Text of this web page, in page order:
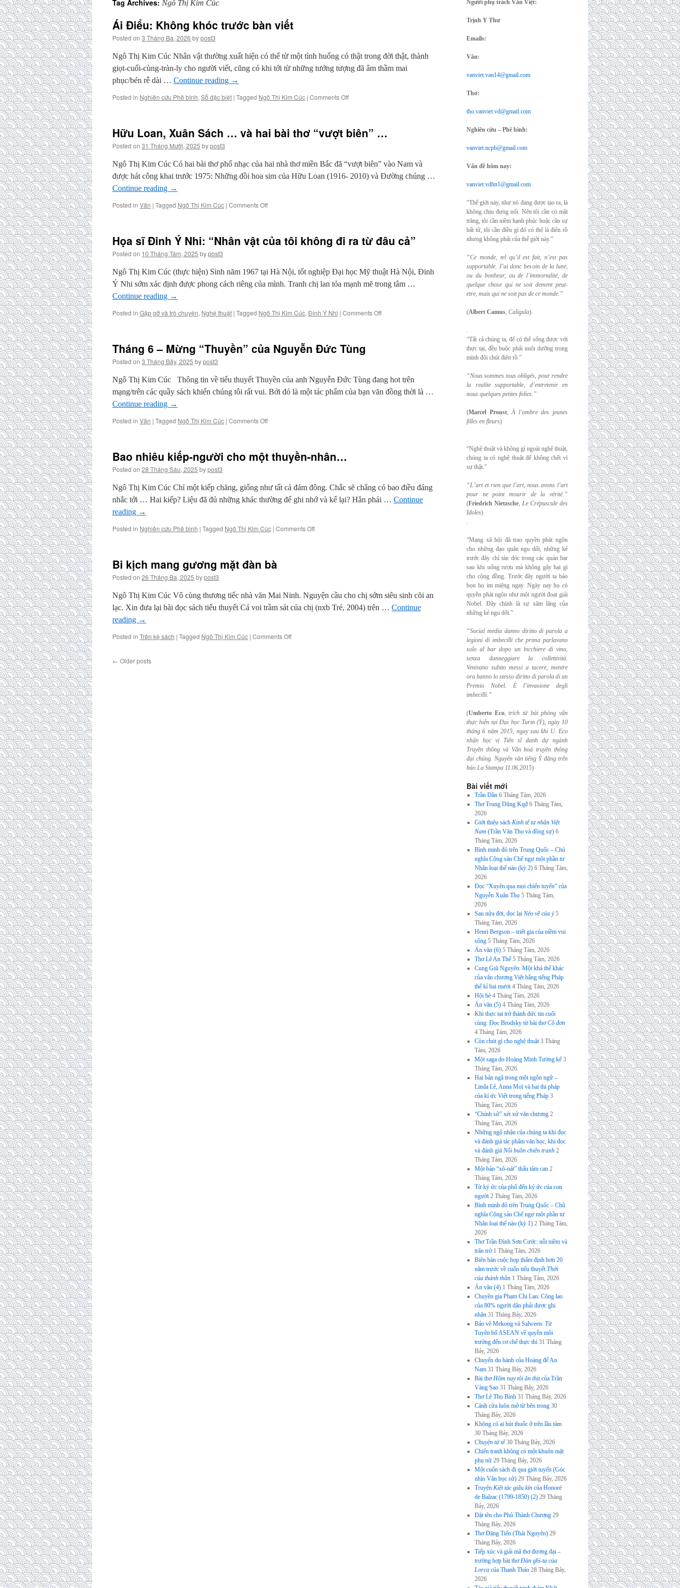
Tag Archives: Ngô Thị Kim Cúc
Ái Điểu: Không khóc trước bàn viết
Posted on 3 Tháng Ba, 2026 bypost3
Ngô Thị Kim Cúc Nhân vật thường xuất hiện có thể từ một tình huống có thật trong đời thật, thành
giọt-cuối-cùng-tràn-ly cho người viết, cũng có khi tới từ những tưởng tượng đã âm thầm mai
phục/bén rễ dài … Continue reading →
Posted in Nghiên cứu Phê bình, Số đặc biệt | Tagged Ngô Thị Kim Cúc | Comments Offon
khóc
viết
Hữu Loan, Xuân Sách … và hai bài thơ “vượt biên” …
Posted on 31 Tháng Mười, 2025 bypost3
Ngô Thị Kim Cúc Có hai bài thơ phổ nhạc của hai nhà thơ miền Bắc đã “vượt biên” vào Nam và
được hát công khai trước 1975: Những đồi hoa sim của Hữu Loan (1916- 2010) và Đường chúng …
Continue reading →
Posted in Văn | Tagged Ngô Thị Kim Cúc | Comments Offon
Sách
hai
bài
thơ
…
Họa sĩ Đinh Ý Nhi: “Nhân vật của tôi không đi ra từ đâu cả”
Posted on 10 Tháng Tám, 2025 bypost3
Ngô Thị Kim Cúc (thực hiện) Sinh năm 1967 tại Hà Nội, tốt nghiệp Đại học Mỹ thuật Hà Nội, Đinh
Ý Nhi sớm xác định được phong cách riêng của mình. Tranh chị lan tỏa mạnh mẽ trong tâm …
Continue reading →
Posted in Gặp gỡ và trò chuyện, Nghệ thuật | Tagged Ngô Thị Kim Cúc, Đinh Ý Nhi | Comments Offon
vật
của
tôi
Tháng 6 – Mừng “Thuyền” của Nguyễn Đức Tùng
Posted on 3 Tháng Bảy, 2025 bypost3
Ngô Thị Kim Cúc Thông tin về tiểu thuyết Thuyền của anh Nguyễn Đức Tùng đang hot trên
mạng/trên các quầy sách khiến chúng tôi rất vui. Bởi đó là một tác phẩm của bạn văn đồng thời là …
Continue reading →
Posted in Văn | Tagged Ngô Thị Kim Cúc | Comments Offon
Mừng
“Thuyền”
Nguyễn
Đức
Tùng
Bao nhiêu kiếp-người cho một thuyền-nhân…
Posted on 28 Tháng Sáu, 2025 bypost3
Ngô Thị Kim Cúc Chỉ một kiếp chăng, giống như tất cả đám đông. Chắc sẽ chẳng có bao điều đáng
nhắc tới … Hai kiếp? Liệu đã đủ những khác thường để ghi nhớ và kể lại? Hẳn phải … Continue
reading →
Posted in Nghiên cứu Phê bình | Tagged Ngô Thị Kim Cúc | Comments Offon
thuyền-
nhân…
Bi kịch mang gương mặt đàn bà
Posted on 26 Tháng Ba, 2025 bypost3
Ngô Thị Kim Cúc Vô cùng thương tiếc nhà văn Mai Ninh. Nguyện cầu cho chị sớm siêu sinh cõi an
lạc. Xin đưa lại bài đọc sách tiểu thuyết Cá voi trầm sát của chị (nxb Trẻ, 2004) trên … Continue
reading →
Posted in Trên kệ sách | Tagged Ngô Thị Kim Cúc | Comments Offon
← Older posts
Người phụ trách Văn Việt:
Trịnh Y Thư
Emails:
Văn:
vanviet.van14@gmail.com
Thơ:
tho.vanviet.vd@gmail.com
Nghiên cứu – Phê bình:
vanviet.ncpb@gmail.com
Vấn đề hôm nay:
vanviet.vdhn1@gmail.com
“Thế giới này, như nó đang được tạo ra, là
không chịu đựng nổi. Nên tôi cần có mặt
trăng, tôi cần niềm hạnh phúc hoặc cần sự
bất tử, tôi cần điều gì đó có thể là điên rồ
nhưng không phải của thế giới này.”
“Ce monde, tel qu’il est fait, n’est pas
supportable. J’ai donc besoin de la lune,
ou du bonheur, ou de l’immortalité, de
quelque chose qui ne soit dement peut-
etre, mais qui ne soit pas de ce monde.”
(Albert Camus, Caligula).
.
“Tất cả chúng ta, để có thể sống được với
thực tại, đều buộc phải nuôi dưỡng trong
mình đôi chút điên rồ.”
“Nous sommes tous obligés, pour rendre
la realite supportable, d’entretenir en
nous quelques petites folies.”
(Marcel Proust,À l’ombre des jeunes
filles en fleurs)
.
“Nghệ thuật và không gì ngoài nghệ thuật,
chúng ta có nghệ thuật để không chết vì
sự thật.”
“L’art et rien que l’art, nous avons l’art
pour ne point mourir de la vérité.”
(Friedrich Nietzsche, Le Crépuscule des
Idoles)
.
“Mạng xã hội đã trao quyền phát ngôn
cho những đạo quân ngu dốt, những kẻ
trước đây chỉ tán dóc trong các quán bar
sau khi uống rượu mà không gây hại gì
cho cộng đồng. Trước đây người ta bảo
bọn họ im miệng ngay. Ngày nay họ có
quyền phát ngôn như một người đoạt giải
Nobel. Đây chính là sự xâm lăng của
những kẻ ngu dốt.”
“Social media danno diritto di parola a
legioni di imbecilli che prima parlavano
solo albar dopo un bicchiere di vino,
senza danneggiare la collettività.
Venivano subito messi a tacere, mentre
ora hanno lo stesso diritto di parola di un
Premio Nobel. È l’invasione degli
imbecilli.”
(Umberto Eco,trích từ bài phỏng vấn
thực hiện tại Đại học Turin (Ý), ngày 10
tháng 6 năm 2015, ngay sau khi U. Eco
nhận học vị Tiến sĩ danh dự ngành
Truyền thông và Văn hoá truyền thông
đại chúng. Nguyên văn tiếng Ý đăng trên
báo La Stampa 11.06.2015)
Bài viết mới
Trần Dần 6 Tháng Tám, 2026
Thơ Trung Dũng Kqđ 6 Tháng Tám,
2026
Giới thiệu sách Kinh tế tư nhân Việt
Nam (Trần Văn Thọ và đồng sự) 6
Tháng Tám, 2026
Bình minh đỏ trên Trung Quốc – Chủ
nghĩa Cộng sản Chế ngự một phần tư
Nhân loại thế nào (kỳ 2) 6 Tháng Tám,
2026
Đọc “Xuyên qua mọi chiến tuyến” của
Nguyễn Xuân Thọ 5 Tháng Tám,
2026
Sau nửa đời, đọc lại Nẻo về của ý 5
Tháng Tám, 2026
Henri Bergson – triết gia của niềm vui
sống 5 Tháng Tám, 2026
Án văn (6) 5 Tháng Tám, 2026
Thơ Lê An Thế 5 Tháng Tám, 2026
Cung Giũ Nguyên: Một khả thể khác
của văn chương Việt bằng tiếng Pháp
thế kỉ hai mươi 4 Tháng Tám, 2026
Hội hè 4 Tháng Tám, 2026
Án văn (5) 4 Tháng Tám, 2026
Khi thực tại trở thành đức tin cuối
cùng: Đọc Brodsky từ bài thơCô đơn
4 Tháng Tám, 2026
Còn chút gì cho nghệ thuật 3 Tháng
Tám, 2026
Một saga do Hoàng Minh Tường kể 3
Tháng Tám, 2026
Hai bản ngã trong một ngôn ngữ –
Linda Lê, Anna Moï và hai thi pháp
của kí ức Việt trong tiếng Pháp 3
Tháng Tám, 2026
“Chính sử” xét xử văn chương 2
Tháng Tám, 2026
Những ngộ nhận của chúng ta khi đọc
và đánh giá tác phẩm văn học, khi đọc
và đánh giá Nỗi buồn chiến tranh 2
Tháng Tám, 2026
Một bản “xô-nát” thấu tâm can 2
Tháng Tám, 2026
Từ ký ức của phố đến ký ức của con
người 2 Tháng Tám, 2026
Bình minh đỏ trên Trung Quốc – Chủ
nghĩa Cộng sản Chế ngự một phần tư
Nhân loại thế nào (kỳ 1) 2 Tháng Tám,
2026
Thơ Trần Đình Sơn Cước: nỗi niềm và
trăn trở 1 Tháng Tám, 2026
Biên bản cuộc họp thẩm định hơn 20
năm trước về cuốn tiểu thuyếtThời
của thánh thần 1 Tháng Tám, 2026
Án văn (4) 1 Tháng Tám, 2026
Chuyên gia Phạm Chi Lan: Công lao
của 80% người dân phải được ghi
nhận 31 Tháng Bảy, 2026
Bảo vệ Mekong và Salween: Từ
Tuyên bố ASEAN về quyền môi
trường đến cơ chế thực thi 31 Tháng
Bảy, 2026
Chuyến du hành của Hoàng đế An
Nam 31 Tháng Bảy, 2026
Bài thơHôm nay tôi ăn thịtcủa Trần
Vàng Sao 31 Tháng Bảy, 2026
Thơ Lê Thọ Bình 31 Tháng Bảy, 2026
Cánh cửa luôn mở từ bên trong 30
Tháng Bảy, 2026
Không có ai hút thuốc ở trên lầu tám
30 Tháng Bảy, 2026
Chuyện tử tế 30 Tháng Bảy, 2026
Chiến tranh không có một khuôn mặt
phụ nữ 29 Tháng Bảy, 2026
Một cuốn sách đi qua giới tuyến (Góc
nhìn Văn học sử) 29 Tháng Bảy, 2026
Truyện Kiệt tác giấu kíncủa Honoré
de Balzac (1799-1850) (2) 29 Tháng
Bảy, 2026
Đặt tên cho Phủ Thành Chương 29
Tháng Bảy, 2026
Thơ Đặng Tiến (Thái Nguyên) 29
Tháng Bảy, 2026
Tiếp xúc và giải mã thơ đương đại –
trường hợp bài thơĐàn ghi-ta của
Lorcacủa Thanh Thảo 28 Tháng Bảy,
2026